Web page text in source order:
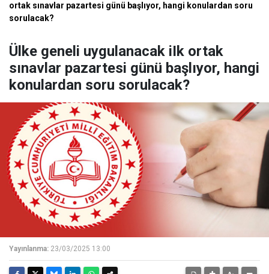
ortak sınavlar pazartesi günü başlıyor, hangi konulardan soru
sorulacak?
Ülke geneli uygulanacak iIk ortak
sınavlar pazartesi günü başlıyor, hangi
konulardan soru sorulacak?
Yayınlanma: 23/03/2025 13:00